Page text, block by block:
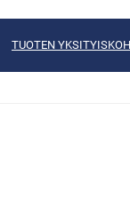
TUOTEN